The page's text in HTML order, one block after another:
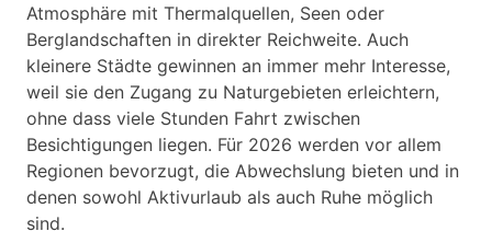
Atmosphäre mit Thermalquellen, Seen oder
Berglandschaften in direkter Reichweite. Auch
kleinere Städte gewinnen an immer mehr Interesse,
weil sie den Zugang zu Naturgebieten erleichtern,
ohne dass viele Stunden Fahrt zwischen
Besichtigungen liegen. Für 2026 werden vor allem
Regionen bevorzugt, die Abwechslung bieten und in
denen sowohl Aktivurlaub als auch Ruhe möglich
sind.